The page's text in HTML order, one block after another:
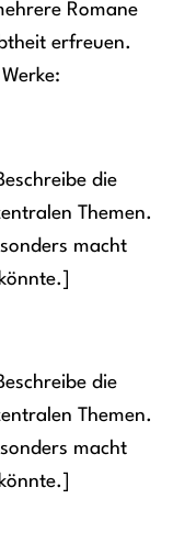
Romane
erfreuen.
die
Themen.
macht
die
Themen.
macht